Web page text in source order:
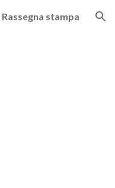
Rassegna stampa